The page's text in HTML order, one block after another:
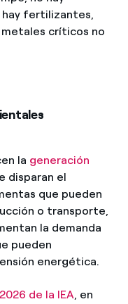
fertilizantes,
críticos no
la generación
disparan el
que pueden
o transporte,
la demanda
pueden
energética.
de la IEA, en